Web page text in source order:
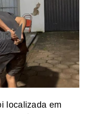
localizada em